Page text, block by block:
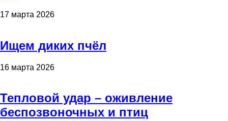
17 марта 2026
Ищем диких пчёл
16 марта 2026
Тепловой удар – оживление
беспозвоночных и птиц